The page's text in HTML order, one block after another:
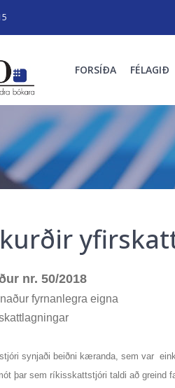
FORSÍÐA FÉLAGIÐ
nr. 50/2018
fyrnanlegra eigna
synjaði beiðni kæranda, sem var
þar sem ríkisskattstjóri taldi að greind